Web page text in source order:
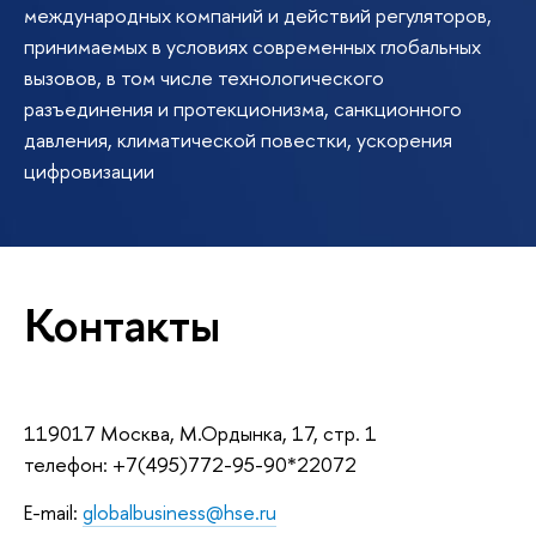
международных компаний и действий регуляторов,
принимаемых в условиях современных глобальных
вызовов, в том числе технологического
разъединения и протекционизма, санкционного
давления, климатической повестки, ускорения
цифровизации
Контакты
119017 Москва, М.Ордынка, 17, стр. 1
телефон: +7(495)772-95-90*22072
E-mail: globalbusiness@hse.ru